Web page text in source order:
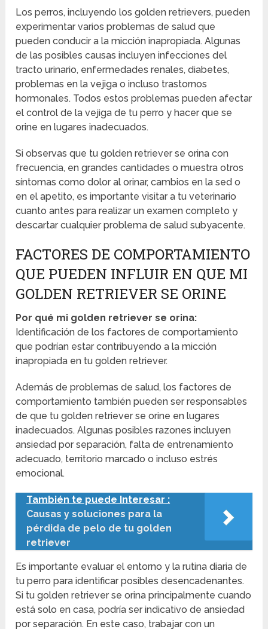
Los perros, incluyendo los golden retrievers, pueden
experimentar varios problemas de salud que
pueden conducir a la micción inapropiada. Algunas
de las posibles causas incluyen infecciones del
tracto urinario, enfermedades renales, diabetes,
problemas en la vejiga o incluso trastornos
hormonales. Todos estos problemas pueden afectar
el control de la vejiga de tu perro y hacer que se
orine en lugares inadecuados.
Si observas que tu golden retriever se orina con
frecuencia, en grandes cantidades o muestra otros
síntomas como dolor al orinar, cambios en la sed o
en el apetito, es importante visitar a tu veterinario
cuanto antes para realizar un examen completo y
descartar cualquier problema de salud subyacente.
FACTORES DE COMPORTAMIENTO
QUE PUEDEN INFLUIR EN QUE MI
GOLDEN RETRIEVER SE ORINE
Por qué mi golden retriever se orina:
Identificación de los factores de comportamiento
que podrían estar contribuyendo a la micción
inapropiada en tu golden retriever.
Además de problemas de salud, los factores de
comportamiento también pueden ser responsables
de que tu golden retriever se orine en lugares
inadecuados. Algunas posibles razones incluyen
ansiedad por separación, falta de entrenamiento
adecuado, territorio marcado o incluso estrés
emocional.
También te puede Interesar :
Causas y soluciones para la
pérdida de pelo de tu golden
retriever
Es importante evaluar el entorno y la rutina diaria de
tu perro para identificar posibles desencadenantes.
Si tu golden retriever se orina principalmente cuando
está solo en casa, podría ser indicativo de ansiedad
por separación. En este caso, trabajar con un